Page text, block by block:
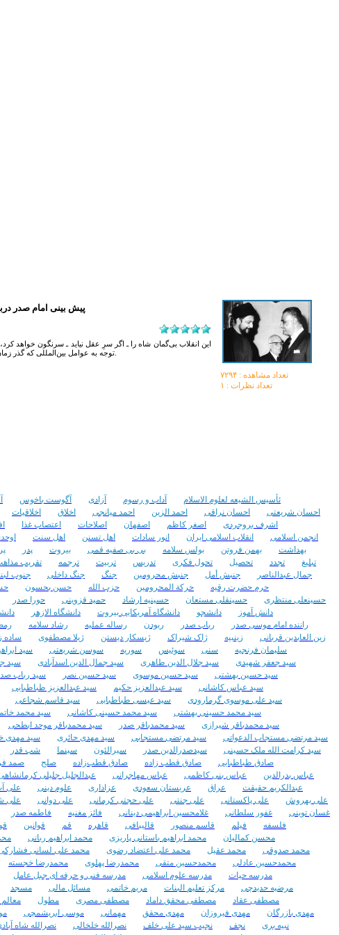
تعداد مشاهده :‌ ۷۲۹۴
تعداد نظرات : ۱
پیش بینی امام صدر
این انقلاب بی‌گمان شاه را ـ اگر سرِ عقل نیاید ـ سرنگون خواهد
ئأسیس الشیعه لعلوم الاسلام آداب و رسوم آزادی آگوست باخوس
احسان شریعتی
احسان نراقی احمد الزین احمد میانجی اخلاق اخلاقیات
اشرف بروجردی
اصغر کاظم اصفهان اصلاحات اعتصاب غذا
انجمن اسلامی
انقلاب اسلامی ایران انور سادات اهل تسنن اهل سنت
بهداشت
بهمن فروتن بولس سلامه بی بی صفیه قمی بیروت پدر
تبلیغ
تجدد تحصیل تحول فکری تدریس تربیت ترجمه تقریب
جمال عبدالناصر
جنبش أمل جنبش محرومین جنگ جنگ داخلی جنوب
حرم حضرت رقیه
حرکة المحرومین حزب الله حسن بحسون
حسینعلی منتظری
حسینقلی مستعان حسینیه ارشاد حمید قزوینی حورا صدر
دانش آموز
دانشجو دانشگاه آمریکایی بیروت دانشگاه الازهر
راننده امام موسی صدر
رباب صدر ربودن رساله عملیه رشاد سلامه
زین العابدین قربانی
زینبیه ژاک شیراک ژیسکار دیستن ژیلا مصطفوی ساده
سلیمان فرنجیه
سنی سوئیس سوریه سوسن شریعتی سید
سید جعفر شهیدی
سید جلال الدین طاهری سید جمال الدین اسدآبادی سید
سید حسین بهشتی
سید حسین موسوی سید حسین نصر سید رباب
سید عباس کاشانی
سید عبدالعزیز حکیم سید عبدالعزیز طباطبایی
سید علی موسوی گرمارودی
سید عیسی طباطبایی سید قاسم شجاعی
سید محمد حسینی بهشتی
سید محمد حسینی کاشانی سید محمد
سید محمدباقر شیرازی
سید محمدباقر صدر سید محمدباقر موحد ابطحی
سید مرتضی مستجاب الدعواتی
سید مرتضی مستجابی سید مهدی حائری سید مهدی
سید کرامت الله ملک حسینی
سیدصدرالدین صدر سیرالئون سینما شب قدر
صادق طباطبایی
صادق قطب زاده صادق قطب‌زاده صلح صمد
عباس بدرالدین
عباس بنی کاظمی عباس مهاجرانی عبدالجلیل جلیلی
عبدالکریم حقیقت
عراق عربستان سعودی عزاداری علوم دینی علی
علی بهروش
علی پاکستانی علی جنتی علی حجتی کرمانی علی دوانی علی
غسان توینی
غفور سلطانی غلامحسین ابراهیمی دینانی فائز مغنیه فاطمه صدر
فلسفه
فیلم قاسم منصور قالیبافی قاهره قم قوانین
محسن کمالیان
محمد ابراهیم باستانی پاریزی محمد ابراهیم ربانی
محمد صدوقی
محمد عقیل محمد علی اعتضاد رضوی محمد علی لسانی
محمدحسین عادلی
محمدحسین متقی محمدرضا پهلوی محمدرضا خجسته
مدرسه حیات
مدرسه علوم اسلامی مدرسه فنی و حرفه ای جبل عامل
مرضیه حدیدچی
مرکز تعلیم البنات مریم خاتمی مسائل مالی مسجد
مصطفی عقاد
مصطفی محقق داماد مصطفی مصری مطول
مهدی بازرگان
مهدی فیروزان مهدی محقق مهمانی موسی ابریشمچی
نبیه بری
نجف نجیب سید علی خلف نصرالله خلخالی نصرالله شاه